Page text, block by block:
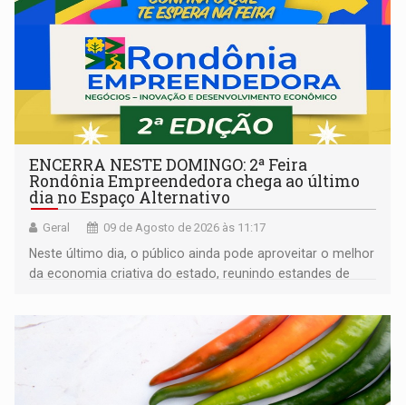
ENCERRA NESTE DOMINGO: 2ª Feira
Rondônia Empreendedora chega ao último
dia no Espaço Alternativo
Geral 09 de Agosto de 2026 às 11:17
Neste último dia, o público ainda pode aproveitar o melhor
da economia criativa do estado, reunindo estandes de